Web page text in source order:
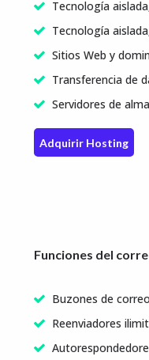
Tecnología
Tecnología
Sitios Web y
Transferencia de
Servidores de
Adquirir Hosting
Funciones del
Buzones de
Reenviadores